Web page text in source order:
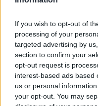
If you wish to opt-out of
processing of your
targeted advertising by
section to confirm your
opt-out request is
interest-based ads based
us or personal
your opt-out. You may
7 ώρες πριν
ΟΠΕΚΑ: Αύριο η
ειδικού
7 ώρες πριν
Διορισμοί
κλήρωση για τις